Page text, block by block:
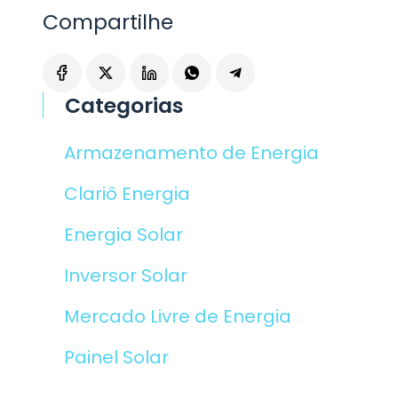
Compartilhe
Categorias
Armazenamento de Energia
Clariô Energia
Energia Solar
Inversor Solar
Mercado Livre de Energia
Painel Solar